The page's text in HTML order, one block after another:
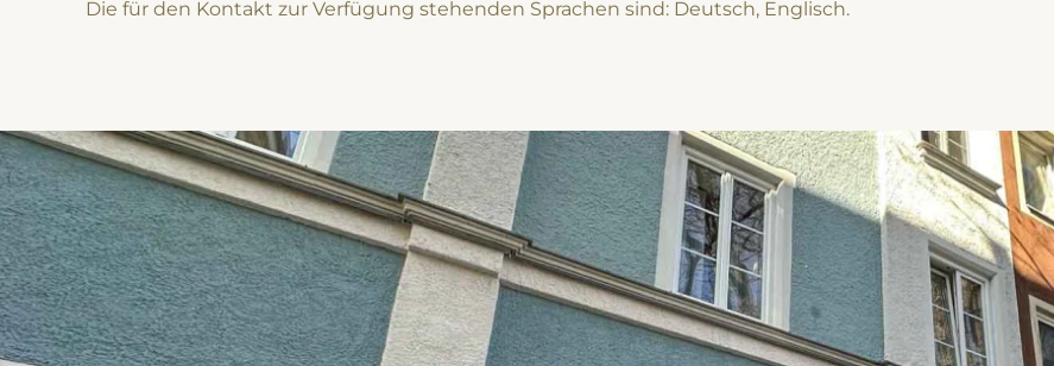
Die für den Kontakt zur Verfügung stehenden Sprachen sind: Deutsch, Englisch.